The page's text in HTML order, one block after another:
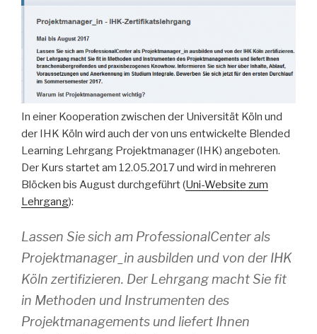
In einer Kooperation zwischen der Universität Köln und
der IHK Köln wird auch der von uns entwickelte Blended
Learning Lehrgang Projektmanager (IHK) angeboten.
Der Kurs startet am 12.05.2017 und wird in mehreren
Blöcken bis August durchgeführt (Uni-Website zum
Lehrgang):
Lassen Sie sich am ProfessionalCenter als
Projektmanager_in ausbilden und von der IHK
Köln zertifizieren. Der Lehrgang macht Sie fit
in Methoden und Instrumenten des
Projektmanagements und liefert Ihnen